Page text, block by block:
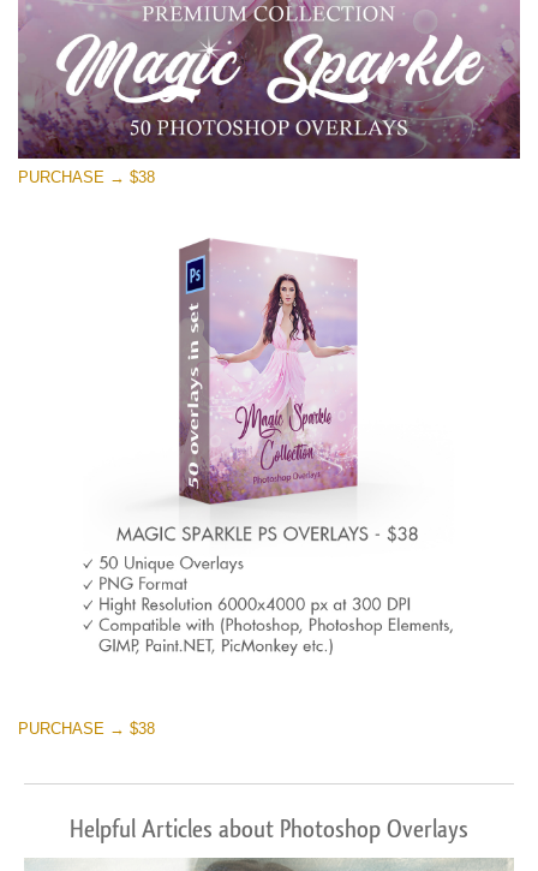
PURCHASE → $38
PURCHASE → $38
Helpful Articles about Photoshop Overlays